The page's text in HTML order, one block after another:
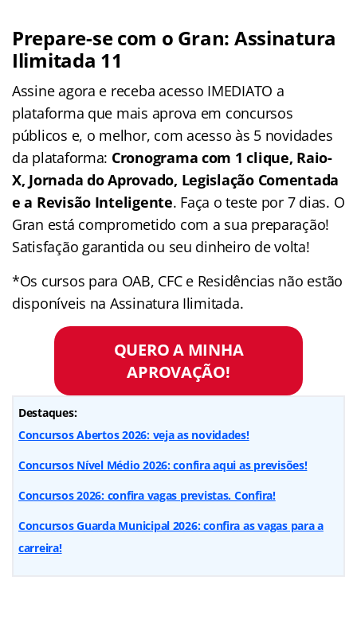
Prepare-se com o Gran: Assinatura
Ilimitada 11
Assine agora e receba acesso IMEDIATO a
plataforma que mais aprova em concursos
públicos e, o melhor, com acesso às 5 novidades
da plataforma: Cronograma com 1 clique, Raio-
X, Jornada do Aprovado, Legislação Comentada
e a Revisão Inteligente. Faça o teste por 7 dias. O
Gran está comprometido com a sua preparação!
Satisfação garantida ou seu dinheiro de volta!
*Os cursos para OAB, CFC e Residências não estão
disponíveis na Assinatura Ilimitada.
QUERO A MINHA
APROVAÇÃO!
Destaques:
Concursos Abertos 2026: veja as novidades!
Concursos Nível Médio 2026: confira aqui as previsões!
Concursos 2026: confira vagas previstas. Confira!
Concursos Guarda Municipal 2026: confira as vagas para a
carreira!